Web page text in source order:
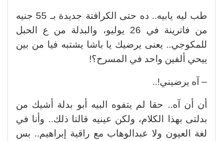
طب ليه يابيه.. ده حتى الكرافتة جديدة بـ 55 جنيه
من فاترينة في 26 يوليو، والبدلة من ع الحبل
للمكوجي.. يعنى يرضيك يا باشا يشتبه فيا من بين
ييحي ألفين واحد في المسرح؟!
– آه يرضيني!..
أن أن آه.. حقا لم يتفوه البيه أبو بدلة أشيك من
بدلتى بهذا الكلام، ولكن عينيه قالتا ذلك.. وأنا في
لغة العيون ولا عبدالوهاب مع راقية إبراهيم.. بس